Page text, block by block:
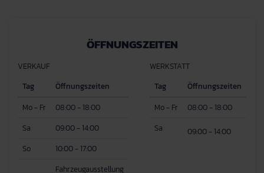
ÖFFNUNGSZEITEN
VERKAUF
Tag
Öffnungszeiten
Mo - Fr
08:00 - 18:00
Sa
09:00 - 14:00
So
10:00 - 17:00
Fahrzeugausstellung
WERKSTATT
Tag
Öffnungszeiten
Mo - Fr
08:00 - 18:00
Sa
09:00 - 14:00